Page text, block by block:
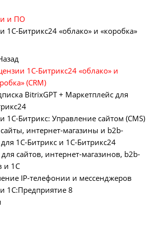
и ПО
1С-Битрикс24 «облако» и «коробка»
1С-Битрикс24 «облако» и
(CRM)
BitrixGPT + Маркетплейс для
1С-Битрикс: Управление сайтом (CMS)
интернет-магазины и b2b-
1С-Битрикс и 1С-Битрикс24
сайтов, интернет-магазинов, b2b-
и 1С
IP-телефонии и мессенджеров
1C:Предприятие 8